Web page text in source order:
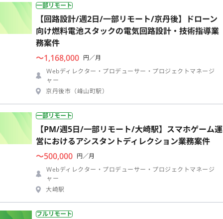
一部リモート
【回路設計/週2日/一部リモート/京丹後】ドローン
向け燃料電池スタックの電気回路設計・技術指導業
務案件
〜1,168,000 円／月
Webディレクター・プロデューサー・プロジェクトマネージ
ャー
京丹後市（峰山町駅）
一部リモート
【PM/週5日/一部リモート/大崎駅】スマホゲーム運
営におけるアシスタントディレクション業務案件
〜500,000 円／月
Webディレクター・プロデューサー・プロジェクトマネージ
ャー
大崎駅
フルリモート